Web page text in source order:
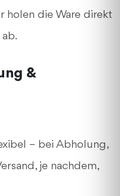
holen die Ware direkt
&
– bei Abholung,
je nachdem,